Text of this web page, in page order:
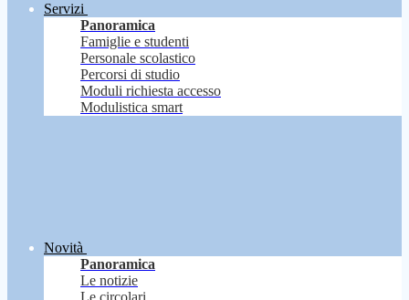
Servizi
Panoramica
Famiglie e studenti
Personale scolastico
Percorsi di studio
Moduli richiesta accesso
Modulistica smart
Novità
Panoramica
Le notizie